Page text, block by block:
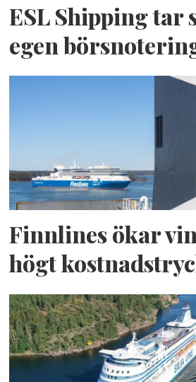
ESL Shipping tar
egen
Finnlines ökar
högt